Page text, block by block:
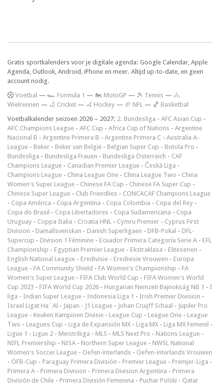
Gratis sportkalenders voor je digitale agenda: Google Calendar, Apple
Agenda, Outlook, Android, iPhone en meer. Altijd up-to-date, en geen
account nodig.
Voetbal — 🏎️ Formula 1 — 🏍 MotoGP — 🎾 Tennis — 🚴
Wielrennen — 🏏 Cricket — 🏑 Hockey — 🏈 NFL — 🏀 Basketbal
Voetbalkalender seizoen 2026 – 2027: 2. Bundesliga - AFC Asian Cup -
AFC Champions League - AFC Cup - Africa Cup of Nations - Argentine
Nacional B - Argentine Primera B - Argentine Primera C - Australia A-
League - Beker - Beker van België - Belgian Super Cup - Botola Pro -
Bundesliga - Bundesliga Frauen - Bundesliga Österreich - CAF
Champions League - Canadian Premier League - Česká Liga -
Champions League - China League One - China League Two - China
Women's Super League - Chinese FA Cup - Chinese FA Super Cup -
Chinese Super League - Club Friendlies - CONCACAF Champions League
- Copa América - Copa Argentina - Copa Colombia - Copa del Rey -
Copa do Brasil - Copa Libertadores - Copa Sudamericana - Copa
Uruguay - Coppa Italia - Croatia HNL - Cymru Premier - Cyprus First
Division - Damallsvenskan - Danish Superligaen - DFB-Pokal - DFL-
Supercup - Division 1 Féminine - Ecuador Primera Categoría Serie A - EFL
Championship - Egyptian Premier League - Ekstraklasa - Eliteserien -
English National League - Eredivisie - Eredivisie Vrouwen - Europa
League - FA Community Shield - FA Women's Championship - FA
Women's Super League - FIFA Club World Cup - FIFA Women's World
Cup 2023 - FIFA World Cup 2026 - Hungarian Nemzeti Bajnokság NB 1 - I
liga - Indian Super League - Indonesia Liga 1 - Irish Premier Division -
Israel Ligat Ha`Al - Japan - J1 League - Johan Cruijff Schaal - Jupiler Pro
League - Keuken Kampioen Divisie - League Cup - League One - League
Two - Leagues Cup - Liga de Expansión MX - Liga MX - Liga MX Femenil -
Ligue 1 - Ligue 2 - Meistriliiga - MLS - MLS Next Pro - Nations League -
NIFL Premiership - NISA - Northern Super League - NWSL National
Women's Soccer League - Oefen-interlands - Oefen-interlands Vrouwen
- ÖFB-Cup - Paraguay Primera División - Premier League - Premjer-Liga -
Primera A - Primera Division - Primera Division Argentina - Primera
División de Chile - Primera División Femenina - Puchar Polski - Qatar